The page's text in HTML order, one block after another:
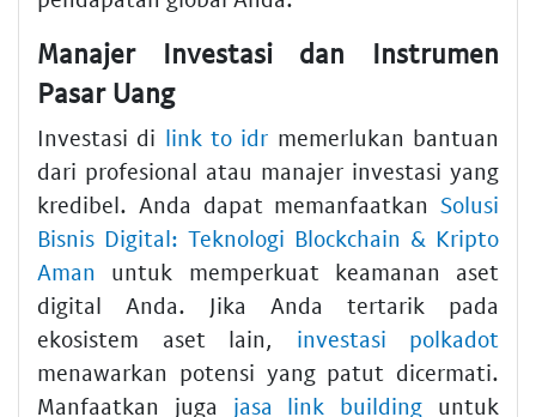
Manajer Investasi dan Instrumen
Pasar Uang
Investasi di link to idr memerlukan bantuan
dari profesional atau manajer investasi yang
kredibel. Anda dapat memanfaatkan Solusi
Bisnis Digital: Teknologi Blockchain & Kripto
Aman untuk memperkuat keamanan aset
digital Anda. Jika Anda tertarik pada
ekosistem aset lain, investasi polkadot
menawarkan potensi yang patut dicermati.
Manfaatkan juga jasa link building untuk